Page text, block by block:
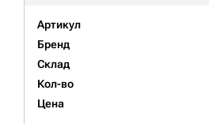
Артикул
Бренд
Склад
Кол-во
Цена